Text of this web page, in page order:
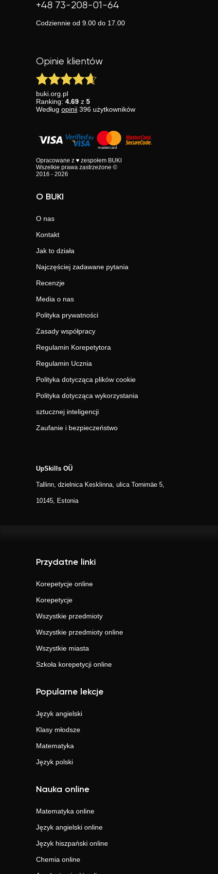
+48 73-208-01-64
Codziennie od 9.00 do 17.00
Opinie klientów
buki.org.pl
Ranking: 4.69 z 5
Według opinii 396 użytkowników
Opracowane z ♥ zespołem BUKI
Wszelkie prawa zastrzeżone ©
2016 - 2026
O BUKI
O nas
Kontakt
Jak to działa
Najczęściej zadawane pytania
Recenzje
Media o nas
Polityka prywatności
Zasady współpracy
Regulamin Korepetytora
Regulamin Ucznia
Polityka dotycząca plików cookie
Polityka dotycząca wykorzystania
sztucznej inteligencji
Zaufanie i bezpieczeństwo
UpSkills OÜ
Tallinn, dzielnica Kesklinna, ulica Tornimäe 5,
10145, Estonia
Przydatne linki
Korepetycje online
Korepetycje
Wszystkie przedmioty
Wszystkie przedmioty online
Wszystkie miasta
Szkoła korepetycji online
Popularne lekcje
Język angielski
Klasy młodsze
Matematyka
Język polski
Nauka online
Matematyka online
Język angielski online
Język hiszpański online
Chemia online